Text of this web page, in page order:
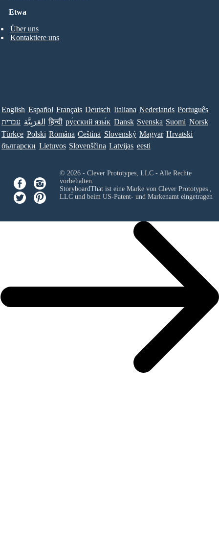
Etwa
Über uns
Kontaktiere uns
English Español Français Deutsch Italiana Nederlands Português
עברית العَرَبِيَّة हिन्दी ру́сский язы́к Dansk Svenska Suomi Norsk
Türkçe Polski Româna Ceština Slovenský Magyar Hrvatski
български Lietuvos Slovenščina Latvijas eesti
© 2026 - Clever Prototypes, LLC - Alle Rechte
vorbehalten.
StoryboardThat ist eine Marke von Clever Prototypes ,
LLCund beim US-Patent- und Markenamt eingetragen